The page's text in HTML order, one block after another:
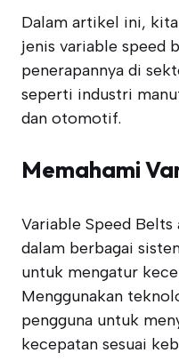
Dalam artikel ini,
jenis variable speed
penerapannya di
seperti industri
dan otomotif.
Memahami
Variable Speed
dalam berbagai
untuk mengatur
Menggunakan
pengguna untuk
kecepatan sesuai